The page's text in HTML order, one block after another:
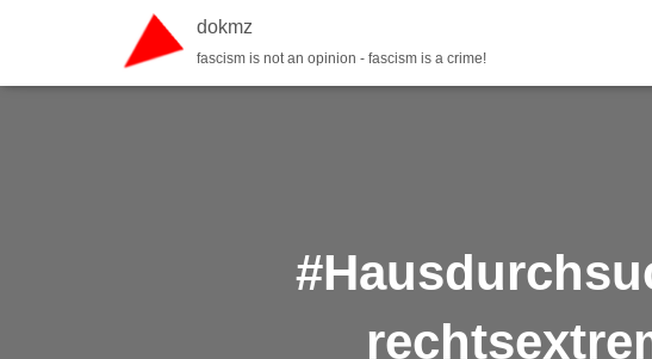
dokmz
fascism is not an opinion - fascism is a crime!